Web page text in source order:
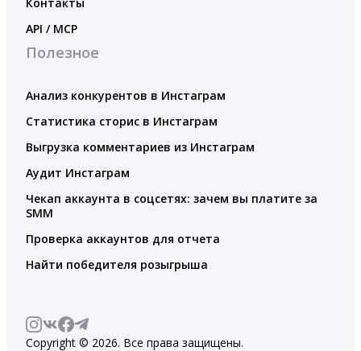
API / MCP
Полезное
Анализ конкурентов в Инстаграм
Статистика сторис в Инстаграм
Выгрузка комментариев из Инстаграм
Аудит Инстаграм
Чекап аккаунта в соцсетях: зачем вы платите за
SMM
Проверка аккаунтов для отчета
Найти победителя розыгрыша
Copyright © 2026. Все права защищены.